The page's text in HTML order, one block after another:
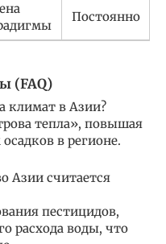
Постоянно
(FAQ)
климат в Азии?
тепла», повышая
в регионе.
Азии считается
пестицидов,
расхода воды, что